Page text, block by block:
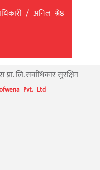
/ अनिल श्रेष्ठ
लि. सर्वाधिकार सुरक्षित
Pvt. Ltd